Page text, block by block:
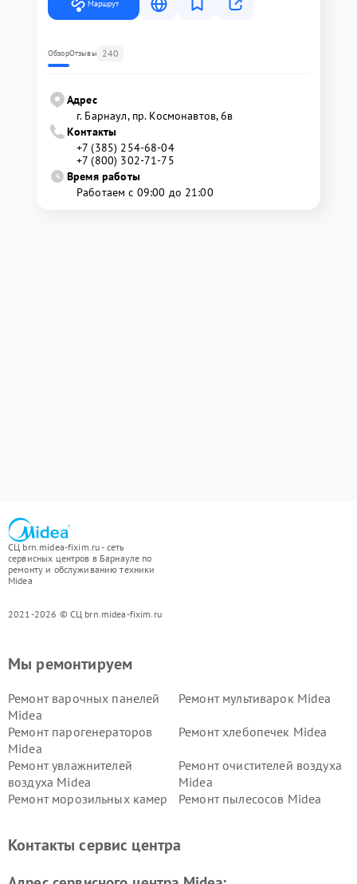
Маршрут
ОбзорОтзывы 240
Адрес
г. Барнаул, ​пр. Космонавтов, 6в
Контакты
+7 (385) 254-68-04
+7 (800) 302-71-75
Время работы
Работаем с 09:00 до 21:00
СЦ brn.midea-fixim.ru - сеть
сервисных центров в Барнауле по
ремонту и обслуживанию техники
Midea
2021-2026 © СЦ brn.midea-fixim.ru
Мы ремонтируем
Ремонт варочных панелей
Midea
Ремонт мультиварок Midea
Ремонт парогенераторов
Midea
Ремонт хлебопечек Midea
Ремонт увлажнителей
воздуха Midea
Ремонт очистителей воздуха
Midea
Ремонт морозильных камер
Ремонт пылесосов Midea
пылесосов Midea
Контакты сервис центра